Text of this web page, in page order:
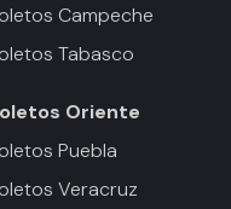
Campeche
Tabasco
Oriente
Puebla
Veracruz